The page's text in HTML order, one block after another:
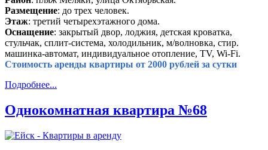
Размещение: до трех человек.
Этаж: третий четырехэтажного дома.
Оснащение: закрытый двор, лоджия, детская кроватка,
стульчак, сплит-система, холодильник, м/волновка, стир.
машинка-автомат, индивидуальное отопление, TV, Wi-Fi.
Стоимость аренды квартиры от 2000 рублей за сутки
Подробнее...
Однокомнатная квартира №68